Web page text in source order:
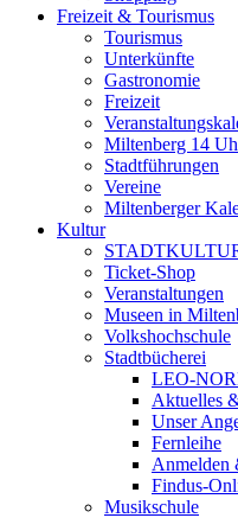
Freizeit & Tourismus
Tourismus
Unterkünfte
Gastronomie
Freizeit
Miltenberg 14
Stadtführungen
Vereine
Miltenberger
Kultur
Ticket-Shop
Veranstaltungen
Museen in
Volkshochschule
Stadtbücherei
LEO-
Aktuelles
Unser
Fernleihe
Anmelden
Findus-
Musikschule